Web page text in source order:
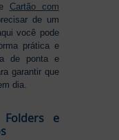
Cartão com
de um
você pode
prática e
de ponta e
garantir que
dia.
e